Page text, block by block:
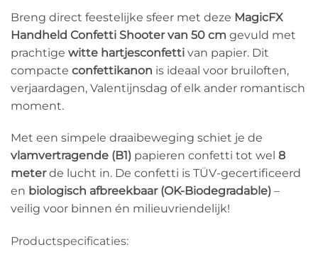
Breng direct feestelijke sfeer met deze MagicFX
Handheld Confetti Shooter van 50 cm gevuld met
prachtige witte hartjesconfetti van papier. Dit
compacte confettikanon is ideaal voor bruiloften,
verjaardagen, Valentijnsdag of elk ander romantisch
moment.
Met een simpele draaibeweging schiet je de
vlamvertragende (B1) papieren confetti tot wel 8
meterde lucht in. De confetti is TÜV-gecertificeerd
en biologisch afbreekbaar (OK-Biodegradable) –
veilig voor binnen én milieuvriendelijk!
Productspecificaties: